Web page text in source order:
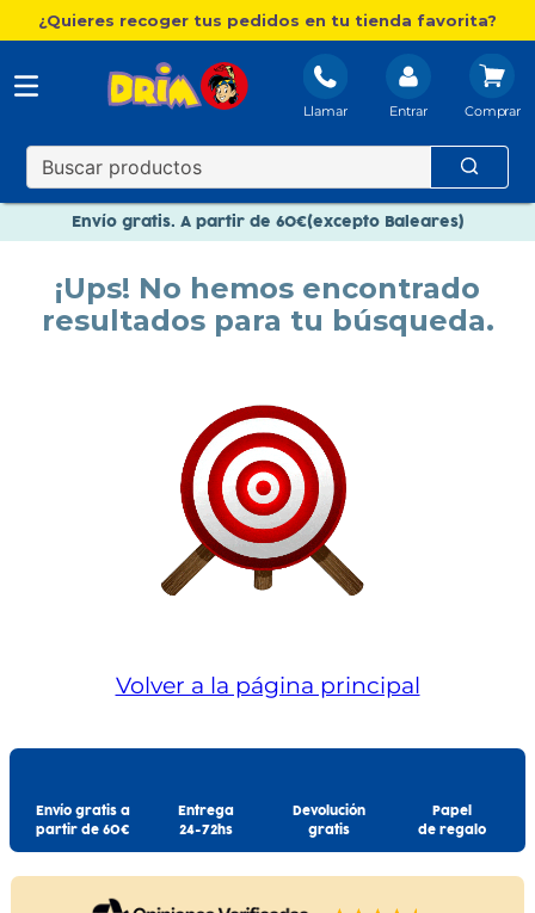
¿Quieres recoger tus pedidos en tu tienda favorita?
Llamar Entrar
Envío gratis. A partir de 60€(excepto Baleares)
Nuevo catálogo Aire Libre
Paga en 3 plazos sin intereses
¡Ups! No hemos encontrado
resultados para tu búsqueda.
Volver a la página principal
Envío gratis a
partir de 60€
Entrega
24-72hs
Devolución
gratis
Papel
de regalo